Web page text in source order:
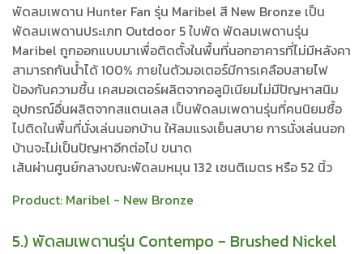
พัดลมเพดาน Hunter Fan รุ่น Maribel สี New Bronze เป็น
พัดลมเพดานประเภท Outdoor 5 ใบพัด พัดลมเพดานรุ่น
Maribel ถูกออกแบบมาเพื่อติดตั้งในพื้นที่นอกอาคารที่ไม่มีหลังคา
สามารถกันน้ำได้ 100% ภายในตัวมอเตอร์มีการเคลือบสายไฟ
ป้องกันความชื้น เคสมอเตอร์ผลิตจากอลูมิเนียมไม่มีปัญหาสนิม
อุปกรณ์อื่นผลิตจากสแตนเลส เป็นพัดลมเพดานรุ่นที่คนนิยมซื้อ
ไปติดในพื้นที่นั่งเล่นนอกบ้าน ให้ลมแรงเย็นสบาย การนั่งเล่นนอก
บ้านจะไม่เป็นปัญหาอีกต่อไป ขนาด
เส้นผ่านศูนย์กลางขณะพัดลมหมุน 132 เซนติเมตร หรือ 52 นิ้ว
Product: Maribel - New Bronze
5.) พัดลมเพดานรุ่น Contempo - Brushed Nickel